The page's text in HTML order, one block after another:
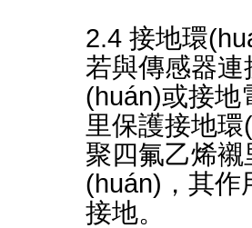
2.4 接地環
若與傳感器連
(huán)或接地
里保護接地
聚四氟乙烯
(huán)，其
接地。